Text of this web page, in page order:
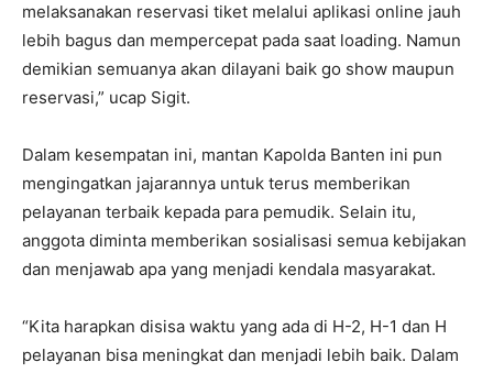
melaksanakan reservasi tiket melalui aplikasi online jauh
lebih bagus dan mempercepat pada saat loading. Namun
demikian semuanya akan dilayani baik go show maupun
reservasi,” ucap Sigit.
Dalam kesempatan ini, mantan Kapolda Banten ini pun
mengingatkan jajarannya untuk terus memberikan
pelayanan terbaik kepada para pemudik. Selain itu,
anggota diminta memberikan sosialisasi semua kebijakan
dan menjawab apa yang menjadi kendala masyarakat.
“Kita harapkan disisa waktu yang ada di H-2, H-1 dan H
pelayanan bisa meningkat dan menjadi lebih baik. Dalam